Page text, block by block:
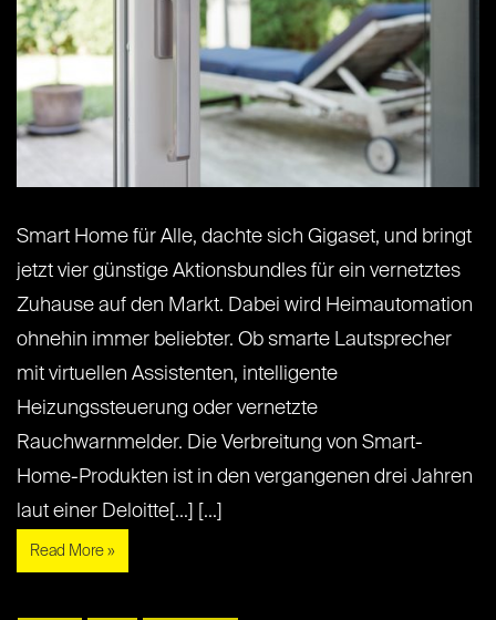
Smart Home für Alle, dachte sich Gigaset, und bringt
jetzt vier günstige Aktionsbundles für ein vernetztes
Zuhause auf den Markt. Dabei wird Heimautomation
ohnehin immer beliebter. Ob smarte Lautsprecher
mit virtuellen Assistenten, intelligente
Heizungssteuerung oder vernetzte
Rauchwarnmelder. Die Verbreitung von Smart-
Home-Produkten ist in den vergangenen drei Jahren
laut einer Deloitte[...] [...]
Read More »